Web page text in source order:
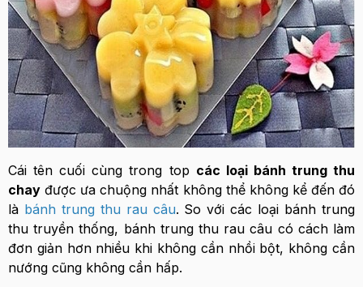
Cái tên cuối cùng trong top các loại bánh trung thu
chay được ưa chuộng nhất không thể không kể đến đó
là bánh trung thu rau câu. So với các loại bánh trung
thu truyền thống, bánh trung thu rau câu có cách làm
đơn giản hơn nhiều khi không cần nhồi bột, không cần
nướng cũng không cần hấp.